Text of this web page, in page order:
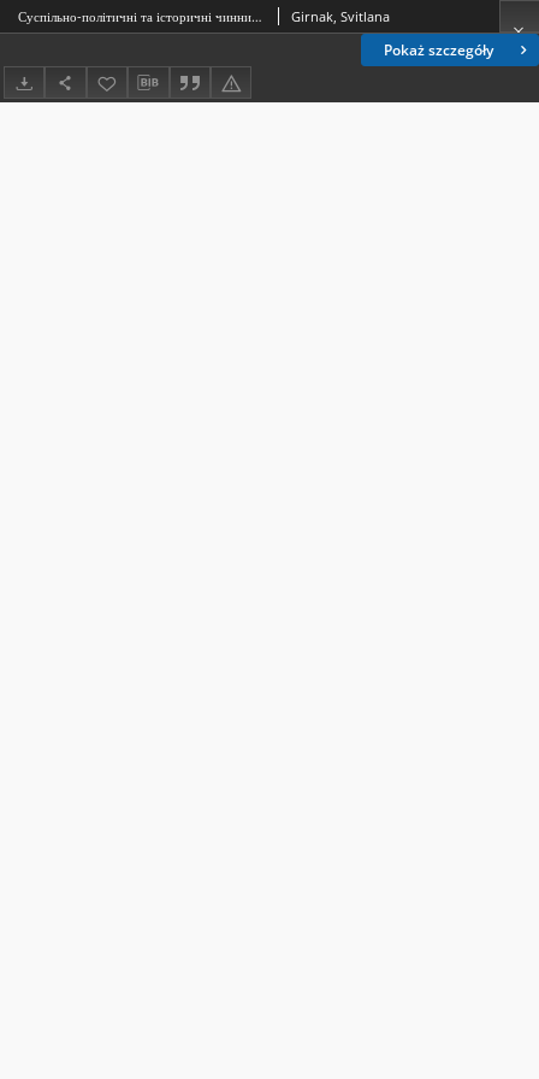
Pokaż szczegóły
Суспільно-політичні та історичні чинники формування української мовив Галичині кінця ХІХ – початку ХХ століть Girnak, Svitlana